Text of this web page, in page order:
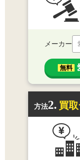
メーカー
無料
方法2. 買